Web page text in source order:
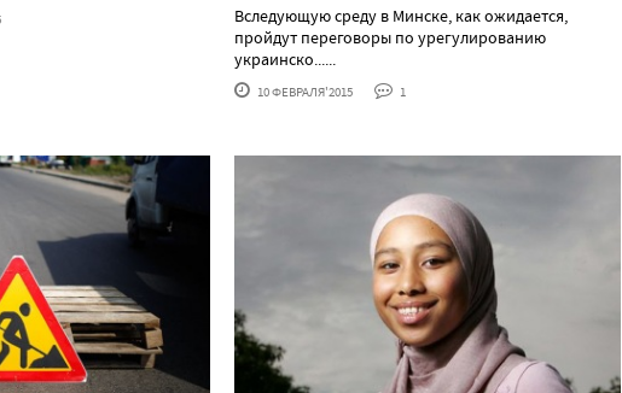
Вследующую среду в Минске, как ожидается,
пройдут переговоры по урегулированию
украинско......
10 ФЕВРАЛЯ'2015 1